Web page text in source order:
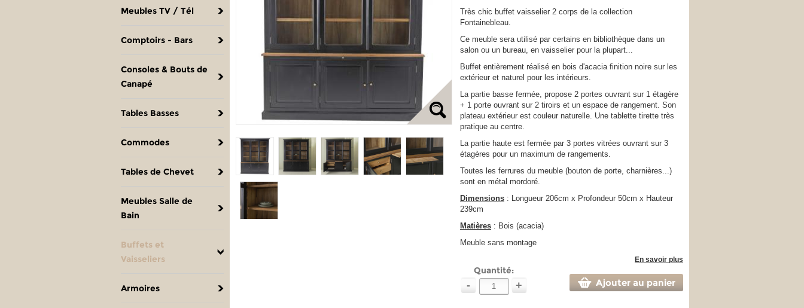
Meubles TV / Tél
Comptoirs - Bars
Consoles & Bouts de
Canapé
Tables Basses
Commodes
Tables de Chevet
Meubles Salle de
Bain
Buffets et
Vaisseliers
Armoires
Très chic buffet vaisselier 2 corps de la collection
Fontainebleau.
Ce meuble sera utilisé par certains en bibliothèque dans un
salon ou un bureau, en vaisselier pour la plupart...
Buffet entièrement réalisé en bois d'acacia finition noire sur les
extérieur et naturel pour les intérieurs.
La partie basse fermée, propose 2 portes ouvrant sur 1 étagère
+ 1 porte ouvrant sur 2 tiroirs et un espace de rangement. Son
plateau extérieur est couleur naturelle. Une tablette tirette très
pratique au centre.
La partie haute est fermée par 3 portes vitrées ouvrant sur 3
étagères pour un maximum de rangements.
Toutes les ferrures du meuble (bouton de porte, charnières...)
sont en métal mordoré.
Dimensions : Longueur 206cm x Profondeur 50cm x Hauteur
239cm
Matières : Bois (acacia)
Meuble sans montage
En savoir plus
Quantité:
- + Ajouter au panier